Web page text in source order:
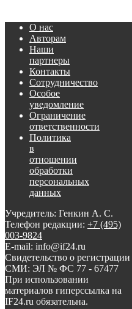
О нас
Авторам
Наши
партнеры
Контакты
Сотрудничество
Особое
уведомление
Ограничение
ответственности
Политика
в
отношении
обработки
персональных
данных
Учредитель: Генкин А. С.
Телефон редакции: +7 (495)
003-9824
E-mail: info@if24.ru
Свидетельство о регистрации
СМИ: ЭЛ № ФС 77 - 67477
При использовании
материалов гиперссылка на
IF24.ru обязательна.